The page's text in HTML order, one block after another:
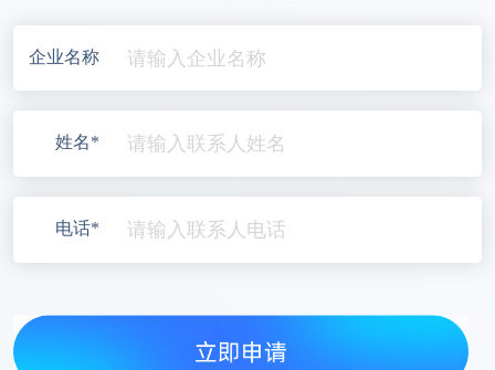
企业名称
姓名*
电话*